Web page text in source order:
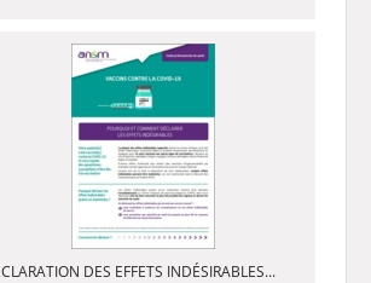
DES EFFETS INDÉSIRABLES...